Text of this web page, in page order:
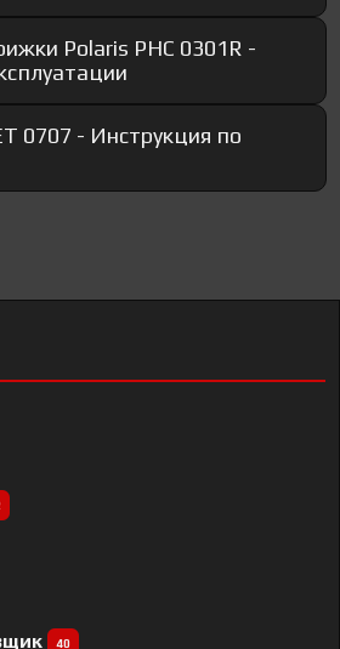
Polaris PHC 0301R -
0707 - Инструкция по
40